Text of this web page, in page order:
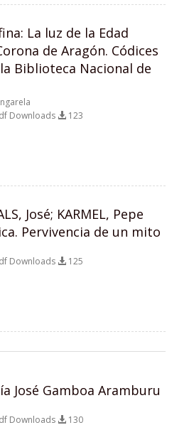
La luz de la Edad
de Aragón. Códices
Biblioteca Nacional de
Downloads 123
José; KARMEL, Pepe
Pervivencia de un mito
Downloads 125
José Gamboa Aramburu
Downloads 130